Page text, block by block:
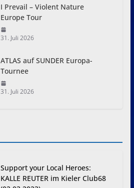
I Prevail – Violent Nature
Europe Tour
31. Juli 2026
ATLAS auf SUNDER Europa-
Tournee
31. Juli 2026
Support your Local Heroes:
KALLE REUTER im Kieler Club68